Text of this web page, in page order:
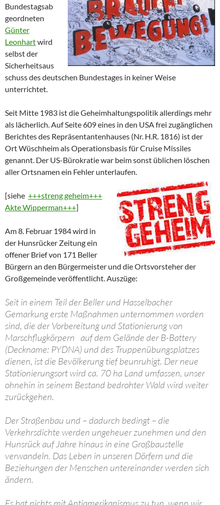
Bundestagsab
geordneten
Günter
Leonhartwird
selbst der
Sicherheitsaus
schuss des deutschen Bundestages in keiner Weise
unterrichtet.
Seit Mitte 1983 ist die Geheimhaltungspolitik allerdings mehr
als lächerlich. Auf Seite 609 eines in den USA frei zugänglichen
Berichtes des Repräsentantenhauses (Nr. H.R. 1816) ist der
Ort Wüschheim als Operationsbasis für Cruise Missiles
genannt. Der US-Bürokratie war beim sonst üblichen löschen
aller Ortsnamen ein Fehler unterlaufen.
[siehe +++streng geheim+++
Akte Wipperman+++]
Am 8. Februar 1984 wird in
der Hunsrücker Zeitung ein
offener Brief von 171 Beller
Bürgern an den Bürgermeister und die Ortsvorsteher der
Großgemeinde veröffentlicht. Auszüge:
Seit in einem Teil der Beller und Hasselbacher
Gemarkung erste Maßnahmen unternommen worden
sind, die der Vorbereitung und Stationierung von
Marschflugkörpern auf dem Gelände der B-Battery
(Deckname: PYDNA) und des Truppenübungsplatzes
dienen, ist die Bevölkerung tief beunruhigt. Der neue
Stationierungsort wird ca. 70 ha Land umfassen, unser
ohnehin in seinem Bestand bedrohter Wald wird weiter
zurückgehen.
Der Straßenbau und – dadurch bedingt – die
Verkehrsdichte werden ungeheuer zunehmen und den
Hunsrück auf Jahre hinaus in eine Großbaustelle
verwandeln. Das Leben in unseren Dörfern und die
Beziehungen der Menschen untereinander werden sich
ändern.